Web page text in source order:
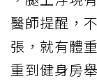
醫師提醒，
張，就有體
重到健身房